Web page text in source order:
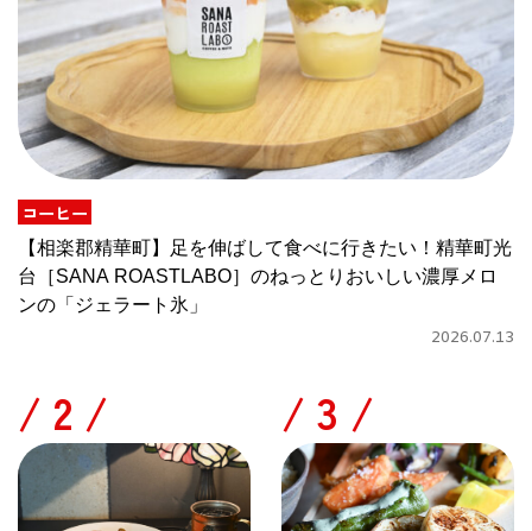
コーヒー
【相楽郡精華町】足を伸ばして食べに行きたい！精華町光
台［SANA ROASTLABO］のねっとりおいしい濃厚メロ
ンの「ジェラート氷」
2026.07.13
/ /